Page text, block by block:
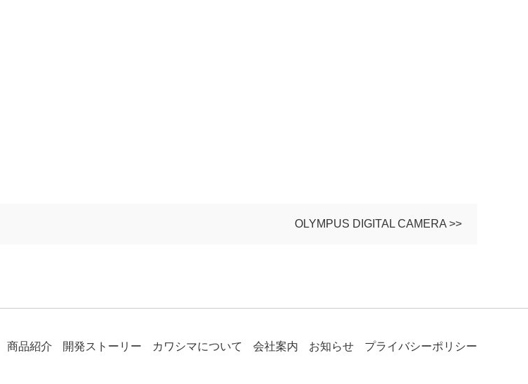
OLYMPUS DIGITAL CAMERA >>
商品紹介 開発ストーリー カワシマについて 会社案内 お知らせ プライバシーポリシー